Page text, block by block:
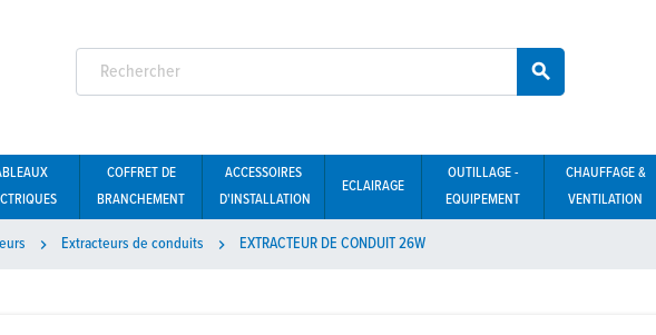

COFFRET DE
BRANCHEMENT
ACCESSOIRES
D'INSTALLATION
ECLAIRAGE
OUTILLAGE -
EQUIPEMENT
CHAUFFAGE &
VENTILATION
 Extracteurs de conduits  EXTRACTEUR DE CONDUIT 26W